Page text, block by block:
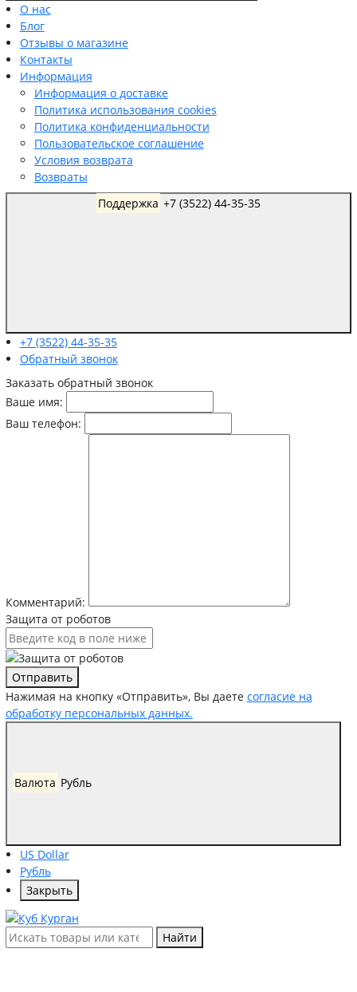
О нас
Блог
Отзывы о магазине
Контакты
Информация
Информация о доставке
Политика использования cookies
Политика конфиденциальности
Пользовательское соглашение
Условия возврата
Возвраты
Поддержка
+7 (3522) 44-35-35
Обратный звонок
Заказать обратный звонок
Ваше имя:
Ваш телефон:
Комментарий:
Защита от роботов
Отправить
Нажимая на кнопку «Отправить», Вы даете согласие на
обработку персональных данных.
Валюта Рубль
US Dollar
Рубль
Закрыть
Найти